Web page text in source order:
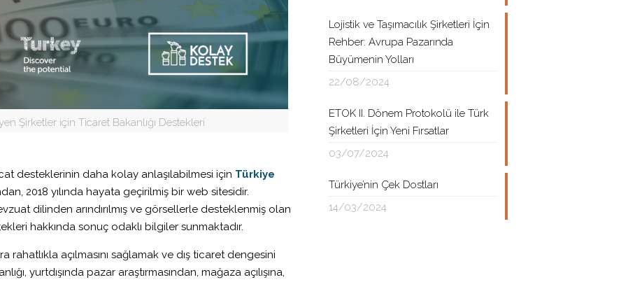
Şirketler için Ticaret Bakanlığı Destekleri
desteklerinin daha kolay anlaşılabilmesi için Türkiye
2018 yılında hayata geçirilmiş bir web sitesidir.
dilinden arındırılmış ve görsellerle desteklenmiş olan
hakkında sonuç odaklı bilgiler sunmaktadır.
rahatlıkla açılmasını sağlamak ve dış ticaret dengesini
yurtdışında pazar araştırmasından, mağaza açılışına,
Lojistik ve Taşımacılık Şirketleri İçin
Rehber: Avrupa Pazarında
Büyümenin Yolları
22/08/2024
ETOK II. Dönem Protokolü ile Türk
Şirketleri İçin Yeni Fırsatlar
03/07/2024
Türkiye’nin Çek Dostları
14/03/2024